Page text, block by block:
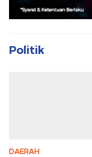
Politik
DAERAH